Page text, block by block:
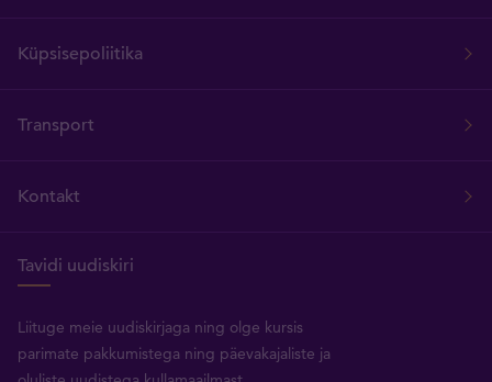
Küpsisepoliitika
Transport
Kontakt
Tavidi uudiskiri
Liituge meie uudiskirjaga ning olge kursis
parimate pakkumistega ning päevakajaliste ja